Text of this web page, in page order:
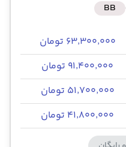
BB
۶۳٬۳۰۰٬۰۰۰ تومان
۹۱٬۴۰۰٬۰۰۰ تومان
۵۱٬۷۰۰٬۰۰۰ تومان
۴۱٬۸۰۰٬۰۰۰ تومان